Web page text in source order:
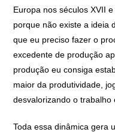
Europa nos séculos XVII
porque não existe a ideia
que eu preciso fazer o
excedente de produção
produção eu consiga
maior da produtividade,
desvalorizando o trabalho
Toda essa dinâmica gera